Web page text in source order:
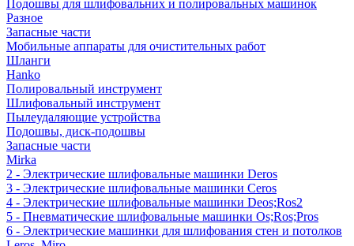
Подошвы для шлифовальних и полировальных машинок
Разное
Запасные части
Мобильные аппараты для очистительных работ
Шланги
Hanko
Полировальный инструмент
Шлифовальный инструмент
Пылеудаляющие устройства
Подошвы, диск-подошвы
Запасные части
Mirka
2 - Электрические шлифовальные машинки Deros
3 - Электрические шлифовальные машинки Ceros
4 - Электрические шлифовальные машинки Deos;Ros2
5 - Пневматические шлифовальные машинки Os;Ros;Pros
6 - Электрические машинки для шлифования стен и потолков